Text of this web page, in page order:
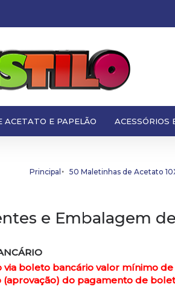
ACETATO E PAPELÃO ACESSÓRIOS
Principal 50 Maletinhas de Acetato
e Embalagem
via boleto bancário valor mínimo de
do pagamento de